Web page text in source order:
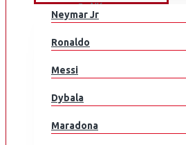
Tšekki
Tanska
Egypti
EL Salvador
Neymar Jr
Ronaldo
Messi
Dybala
Maradona
AIK
AS Monaco
Athletic Bilbao